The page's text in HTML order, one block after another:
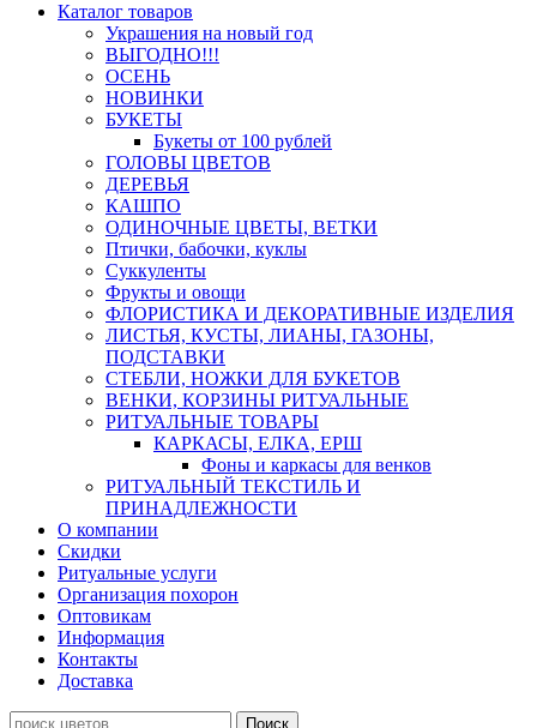
Каталог товаров
Украшения на новый год
ВЫГОДНО!!!
ОСЕНЬ
НОВИНКИ
БУКЕТЫ
Букеты от 100 рублей
ГОЛОВЫ ЦВЕТОВ
ДЕРЕВЬЯ
КАШПО
ОДИНОЧНЫЕ ЦВЕТЫ, ВЕТКИ
Птички, бабочки, куклы
Суккуленты
Фрукты и овощи
ФЛОРИСТИКА И ДЕКОРАТИВНЫЕ ИЗДЕЛИЯ
ЛИСТЬЯ, КУСТЫ, ЛИАНЫ, ГАЗОНЫ,
ПОДСТАВКИ
СТЕБЛИ, НОЖКИ ДЛЯ БУКЕТОВ
ВЕНКИ, КОРЗИНЫ РИТУАЛЬНЫЕ
РИТУАЛЬНЫЕ ТОВАРЫ
КАРКАСЫ, ЕЛКА, ЕРШ
Фоны и каркасы для венков
РИТУАЛЬНЫЙ ТЕКСТИЛЬ И
ПРИНАДЛЕЖНОСТИ
О компании
Скидки
Ритуальные услуги
Организация похорон
Оптовикам
Информация
Контакты
Доставка